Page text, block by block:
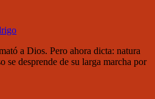
a Dios. Pero ahora dicta: natura
se desprende de su larga marcha por